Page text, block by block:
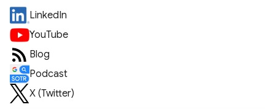
LinkedIn
YouTube
Blog
Podcast
X (Twitter)